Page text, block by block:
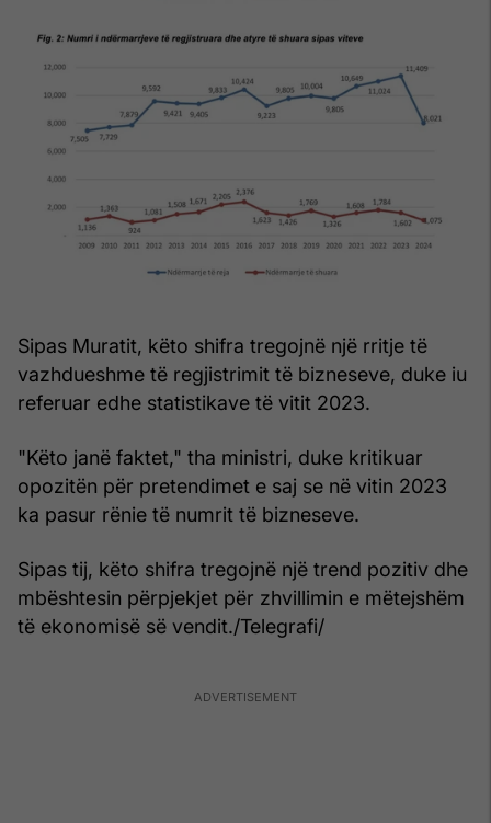
Sipas Muratit, këto shifra tregojnë një rritje të
vazhdueshme të regjistrimit të bizneseve, duke iu
referuar edhe statistikave të vitit 2023.
"Këto janë faktet," tha ministri, duke kritikuar
opozitën për pretendimet e saj se në vitin 2023
ka pasur rënie të numrit të bizneseve.
Sipas tij, këto shifra tregojnë një trend pozitiv dhe
mbështesin përpjekjet për zhvillimin e mëtejshëm
të ekonomisë së vendit./Telegrafi/